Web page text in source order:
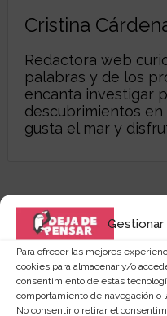
Para ofrecer las mejores
cookies para almacenar y/o
consentimiento de estas
comportamiento de navegación o
No consentir o retirar el
Cristina
Redactora web
palabras y de los
encanta investigar
descubrimientos en
gusta el mar y